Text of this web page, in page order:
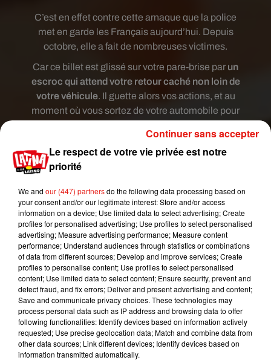
Publié : 10 novembre 2018 à 11h45 par Stéphane
Hubert
C’est en effet contre cette arnaque que la police
met en garde les Français aujourd’hui. Depuis
octobre, elle a fait de nombreuses victimes.
Car ce billet est glissé sur votre pare-brise par un
escroc qui attend votre retour caché non loin de
votre véhicule. Il guette alors vos actions, et au
moment où vous sortez de votre automobile pour
vous la vole.
[#ContreLesVols
] Un petit billet de 50€ sur le
pare-brise ? Une aubaine mais... Méfiance ! Il
peut s'agir d'un piège. �xÉ
pic.twitter.com/1k3b5YMwcM
— Police nationale (@PoliceNationale)26
octobre 2018
La police nationale appelle donc àla plus grande
vigilance face à cette situation . Deux conseils
pour éviter le pire :vérifiez votre pare-brise avant
de rentrer dans votre voiture, et, si vous devez
en sortir, prenez vos clés avec vous.
Le respect de votre vie privée est notre
priorité
We and our (447) partnersdo the following data processing based on
your consent and/or our legitimate interest: Store and/or access
information on a device; Use limited data to select advertising; Create
profiles for personalised advertising; Use profiles to select personalised
advertising; Measure advertising performance; Measure content
performance; Understand audiences through statistics or combinations
of data from different sources; Develop and improve services; Create
profiles to personalise content; Use profiles to select personalised
content; Use limited data to select content; Ensure security, prevent and
detect fraud, and fix errors; Deliver and present advertising and content;
Save and communicate privacy choices. These technologies may
process personal data such as IP address and browsing data to offer
following functionalities: Identify devices based on information actively
requested; Use precise geolocation data; Match and combine data from
other data sources; Link different devices; Identify devices based on
information transmitted automatically.
Continuer sans accepter